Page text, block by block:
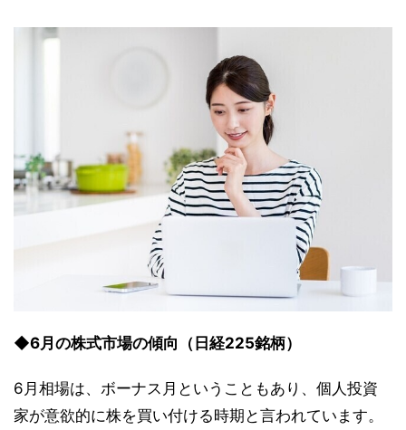
◆6月の株式市場の傾向（日経225銘柄）
6月相場は、ボーナス月ということもあり、個人投資
家が意欲的に株を買い付ける時期と言われています。